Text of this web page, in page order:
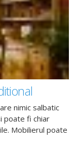
nimic salbatic
poate fi chiar
Mobilierul poate